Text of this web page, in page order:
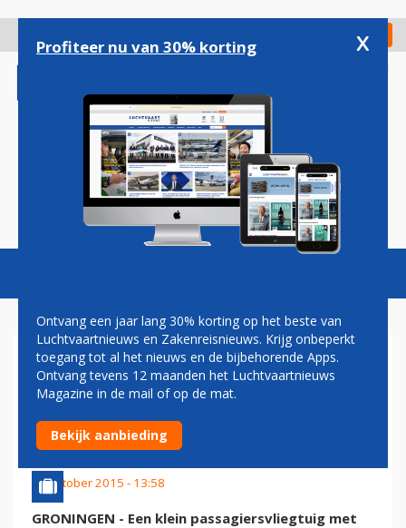
gaan
Check in
Magazine Podcasts Vacatures
VLIEGTUIG MAAKT
VOORZORGSLANDING OP
EELDE
11 oktober 2015 - 13:58
GRONINGEN - Een klein passagiersvliegtuig met
Profiteer nu van 30% korting x
Ontvang een jaar lang 30% korting op het beste van
Luchtvaartnieuws en Zakenreisnieuws. Krijg onbeperkt
toegang tot al het nieuws en de bijbehorende Apps.
Ontvang tevens 12 maanden het Luchtvaartnieuws
Magazine in de mail of op de mat.
Bekijk aanbieding